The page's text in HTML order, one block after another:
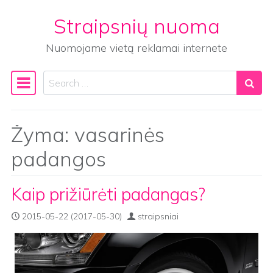
Straipsnių nuoma
Nuomojame vietą reklamai internete
Main Navigation
Search
Žyma: vasarinės
padangos
Kaip prižiūrėti padangas?
2015-05-22 (2017-05-30) straipsniai